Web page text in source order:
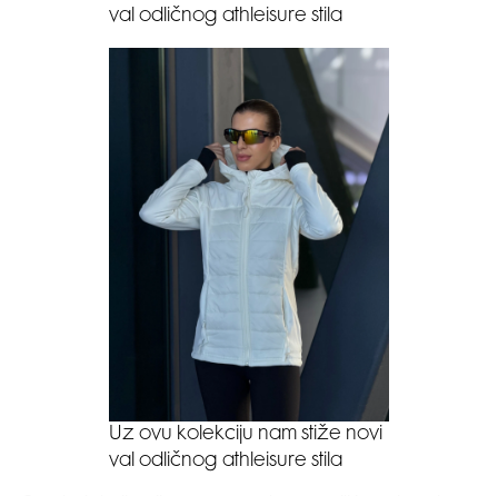
val odličnog athleisure stila
Uz ovu kolekciju nam stiže novi
val odličnog athleisure stila